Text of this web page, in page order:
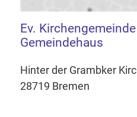
Ev.
Gemeindehaus
Hinter der Grambker
28719 Bremen